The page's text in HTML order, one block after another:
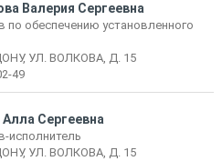
Валерия Сергеевна
по обеспечению установленного
УЛ. ВОЛКОВА, Д. 15
49
Сергеевна
исполнитель
УЛ. ВОЛКОВА, Д. 15